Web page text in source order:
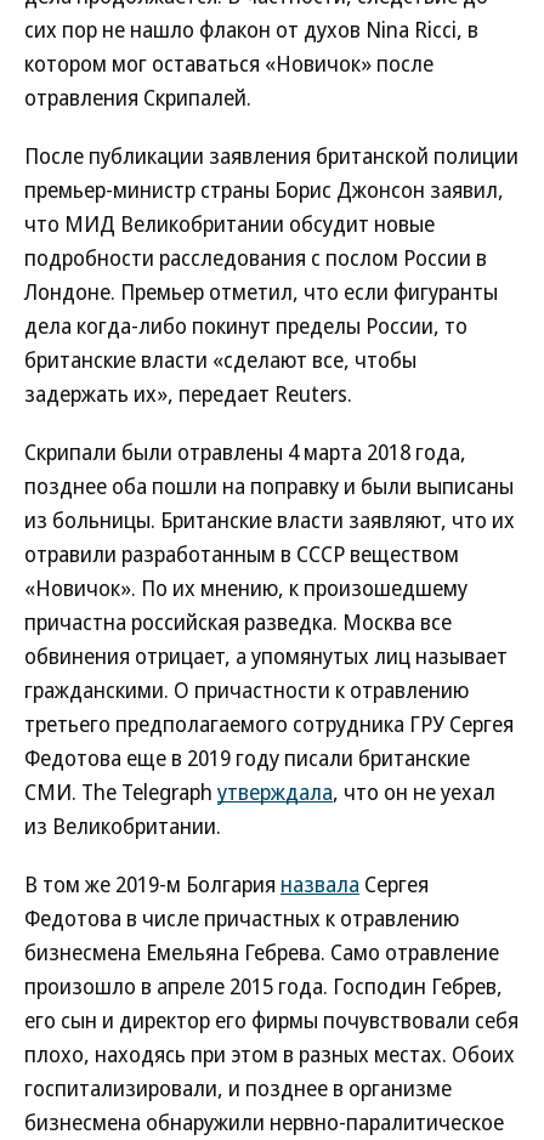
сих пор не нашло флакон от духов Nina Ricci, в
котором мог оставаться «Новичок» после
отравления Скрипалей.
После публикации заявления британской полиции
премьер-министр страны Борис Джонсон заявил,
что МИД Великобритании обсудит новые
подробности расследования с послом России в
Лондоне. Премьер отметил, что если фигуранты
дела когда-либо покинут пределы России, то
британские власти «сделают все, чтобы
задержать их», передает Reuters.
Скрипали были отравлены 4 марта 2018 года,
позднее оба пошли на поправку и были выписаны
из больницы. Британские власти заявляют, что их
отравили разработанным в СССР веществом
«Новичок». По их мнению, к произошедшему
причастна российская разведка. Москва все
обвинения отрицает, а упомянутых лиц называет
гражданскими. О причастности к отравлению
третьего предполагаемого сотрудника ГРУ Сергея
Федотова еще в 2019 году писали британские
СМИ. The Telegraph утверждала, что он не уехал
из Великобритании.
В том же 2019-м Болгария назвала Сергея
Федотова в числе причастных к отравлению
бизнесмена Емельяна Гебрева. Само отравление
произошло в апреле 2015 года. Господин Гебрев,
его сын и директор его фирмы почувствовали себя
плохо, находясь при этом в разных местах. Обоих
госпитализировали, и позднее в организме
бизнесмена обнаружили нервно-паралитическое